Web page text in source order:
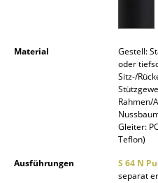
Figuren & Miniaturen
Aufbewahrungsboxen
Material
Gestell:
oder
Sitz-/
Rahmen/
Gleiter:
Teflon)
Ausführungen
S 64 N
separat